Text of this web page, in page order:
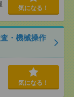
気になる！
・機械操作
気になる！